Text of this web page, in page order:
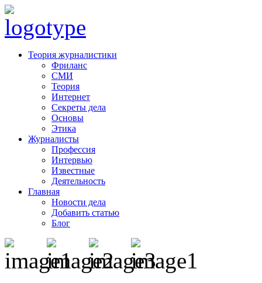
Теория журналистики
Фриланс
СМИ
Теория
Интернет
Секреты дела
Основы
Этика
Журналисты
Профессия
Интервью
Известные
Деятельность
Главная
Новости дела
Добавить статью
Блог